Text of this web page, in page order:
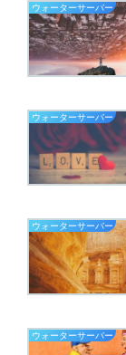
ウォーターサーバー
ウォーターサーバー
ウォーターサーバー
ウォーターサーバー